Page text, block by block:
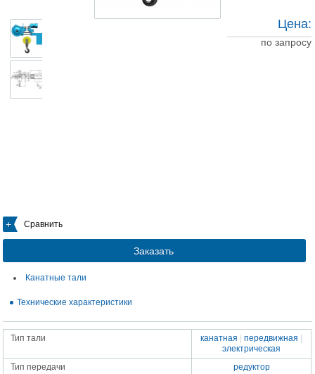
Сравнить
Заказать
Цена:
по запросу
Канатные тали
Технические характеристики
Тип тали канатная |передвижная
электрическая
Тип передачи
редуктор